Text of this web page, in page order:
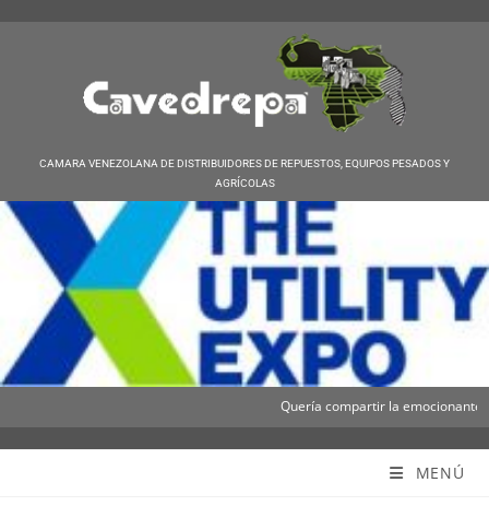
CAMARA VENEZOLANA DE DISTRIBUIDORES DE REPUESTOS, EQUIPOS PESADOS Y
AGRÍCOLAS
Quería compartir la emocionante
MENÚ